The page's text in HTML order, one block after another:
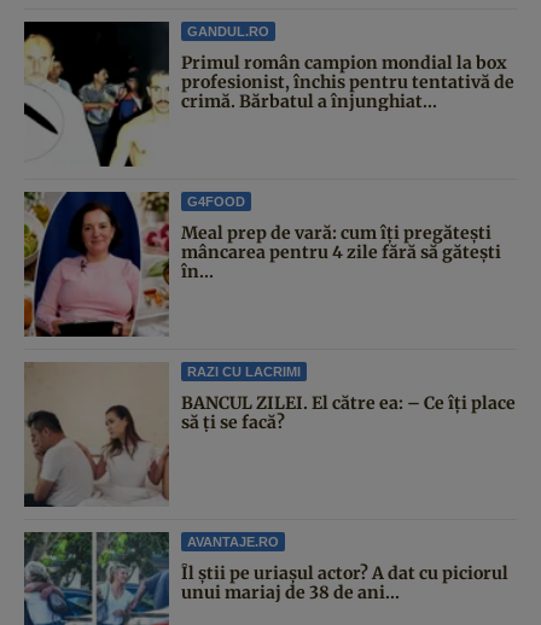
GANDUL.RO
Primul român campion mondial la box
profesionist, închis pentru tentativă de
crimă. Bărbatul a înjunghiat...
G4FOOD
Meal prep de vară: cum îți pregătești
mâncarea pentru 4 zile fără să gătești
în...
RAZI CU LACRIMI
BANCUL ZILEI. El către ea: – Ce îți place
să ți se facă?
AVANTAJE.RO
Îl știi pe uriașul actor? A dat cu piciorul
unui mariaj de 38 de ani...